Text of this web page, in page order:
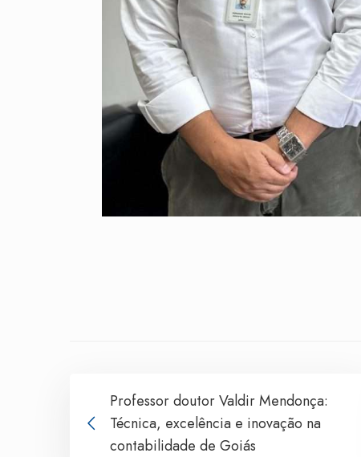
Professor doutor Valdir Mendonça:
Técnica, excelência e inovação na
contabilidade de Goiás